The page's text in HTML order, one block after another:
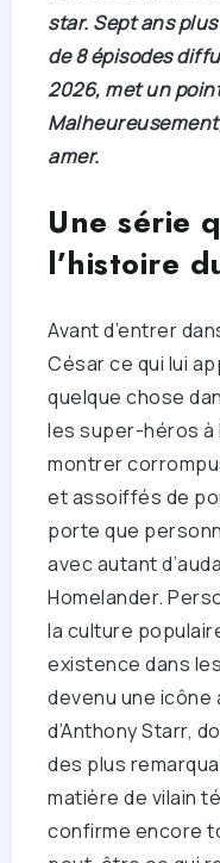
star. Sept ans
de 8 épisodes
2026, met un
amer.
Une série
l’histoire
Avant d’entrer
César ce qui lui
quelque chose
les super-héros à
montrer
et assoiffés de
porte que
avec autant
Homelander.
la culture
existence dans
devenu une
d’Anthony Starr,
des plus
matière de vilain
confirme encore